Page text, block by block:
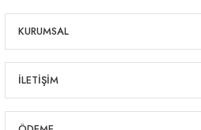
KURUMSAL
İLETİŞİM